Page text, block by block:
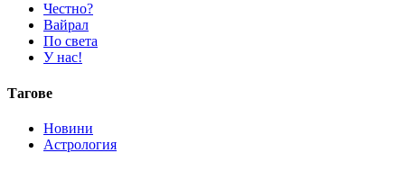
Честно?
Вайрал
По света
У нас!
Тагове
Новини
Астрология